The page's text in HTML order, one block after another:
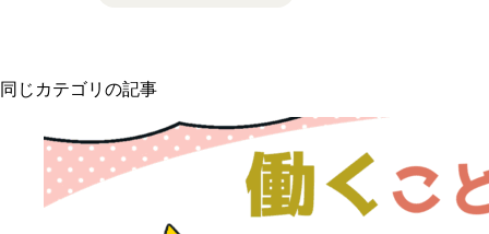
同じカテゴリの記事